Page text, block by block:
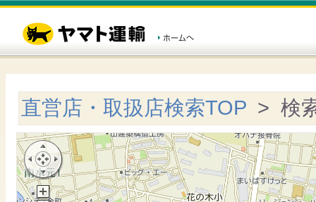
直営店・取扱店検索TOP > 検